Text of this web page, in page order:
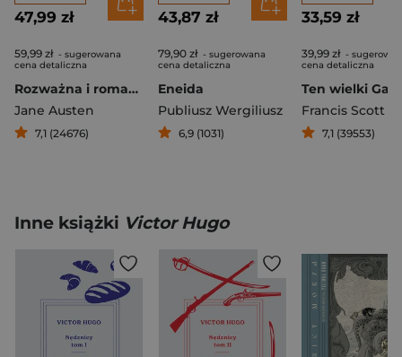
47,99 zł
59,99 zł - sugerowana
cena detaliczna
Rozważna i romantyczna
Jane Austen
7,1 (24676)
43,87 zł
79,90 zł - sugerowana
cena detaliczna
Eneida
Publiusz Wergiliusz
6,9 (1031)
33,59 zł
39,99 zł -
cena detaliczna
Ten wielki
7,1 (39553)
Inne książki Victor Hugo